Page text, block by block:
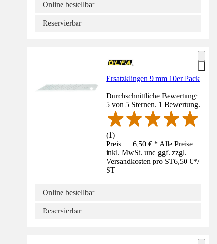
Online bestellbar
Reservierbar
Ersatzklingen 9 mm 10er Pack
Durchschnittliche Bewertung:
5 von 5 Sternen. 1 Bewertung.
(1)
Preis — 6,50 € * Alle Preise
inkl. MwSt. und ggf. zzgl.
Versandkosten pro ST6,50 €*/
ST
Online bestellbar
Reservierbar